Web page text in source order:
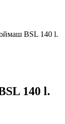
BSL 140 l.
140 l.